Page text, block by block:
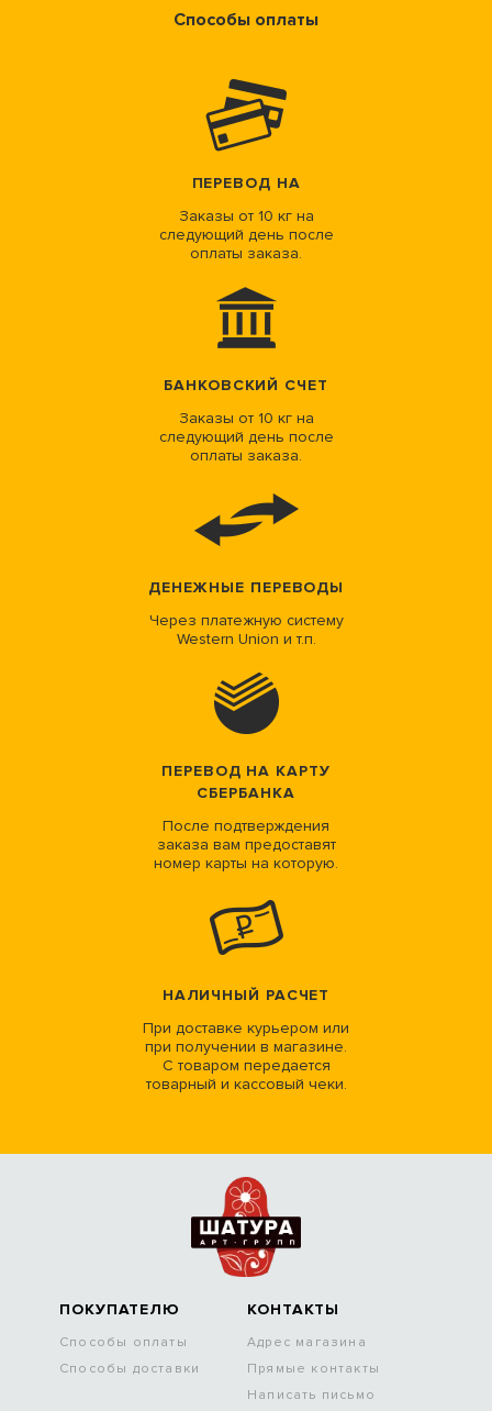
Способы оплаты
ПЕРЕВОД НА
Заказы от 10 кг на
следующий день после
оплаты заказа.
БАНКОВСКИЙ СЧЕТ
Заказы от 10 кг на
следующий день после
оплаты заказа.
ДЕНЕЖНЫЕ ПЕРЕВОДЫ
Через платежную систему
Western Union и т.п.
ПЕРЕВОД НА КАРТУ
СБЕРБАНКА
После подтверждения
заказа вам предоставят
номер карты на которую.
НАЛИЧНЫЙ РАСЧЕТ
При доставке курьером или
при получении в магазине.
С товаром передается
товарный и кассовый чеки.
ПОКУПАТЕЛЮ
Способы оплаты
Способы доставки
КОНТАКТЫ
Адрес магазина
Прямые контакты
Написать письмо